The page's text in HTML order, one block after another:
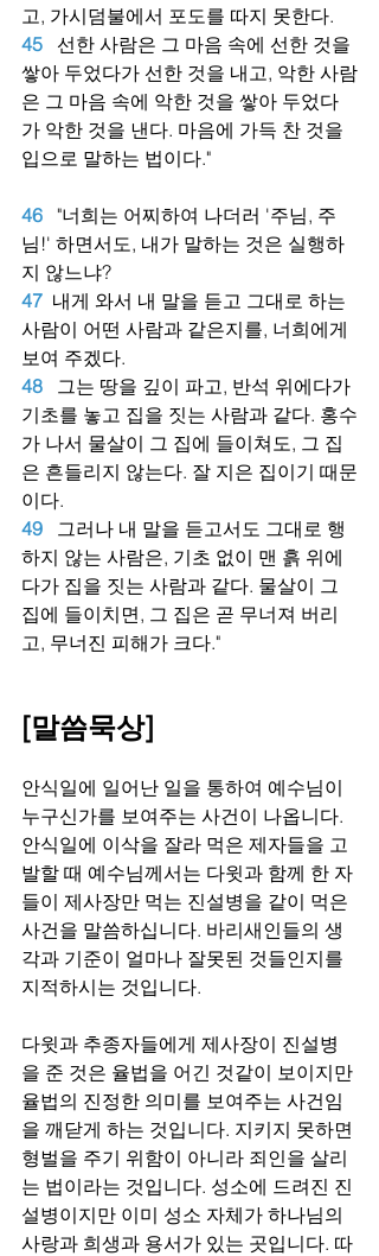
고, 가시덤불에서 포도를 따지 못한다.
45
선한 사람은 그 마음 속에 선한 것을
쌓아 두었다가 선한 것을 내고, 악한 사람
은 그 마음 속에 악한 것을 쌓아 두었다
가 악한 것을 낸다. 마음에 가득 찬 것을
입으로 말하는 법이다."
46 "너희는 어찌하여 나더러 '주님, 주
님!' 하면서도, 내가 말하는 것은 실행하
지 않느냐?
47 내게 와서 내 말을 듣고 그대로 하는
사람이 어떤 사람과 같은지를, 너희에게
보여 주겠다.
48
그는 땅을 깊이 파고, 반석 위에다가
기초를 놓고 집을 짓는 사람과 같다. 홍수
가 나서 물살이 그 집에 들이쳐도, 그 집
은 흔들리지 않는다. 잘 지은 집이기 때문
이다.
49
그러나 내 말을 듣고서도 그대로 행
하지 않는 사람은, 기초 없이 맨 흙 위에
다가 집을 짓는 사람과 같다. 물살이 그
집에 들이치면, 그 집은 곧 무너져 버리
고, 무너진 피해가 크다."
[말씀묵상]
안식일에 일어난 일을 통하여 예수님이
누구신가를 보여주는 사건이 나옵니다.
안식일에 이삭을 잘라 먹은 제자들을 고
발할 때 예수님께서는 다윗과 함께 한 자
들이 제사장만 먹는 진설병을 같이 먹은
사건을 말씀하십니다. 바리새인들의 생
각과 기준이 얼마나 잘못된 것들인지를
지적하시는 것입니다.
다윗과 추종자들에게 제사장이 진설병
을 준 것은 율법을 어긴 것같이 보이지만
율법의 진정한 의미를 보여주는 사건임
을 깨닫게 하는 것입니다. 지키지 못하면
형벌을 주기 위함이 아니라 죄인을 살리
는 법이라는 것입니다. 성소에 드려진 진
설병이지만 이미 성소 자체가 하나님의
사랑과 희생과 용서가 있는 곳입니다. 따